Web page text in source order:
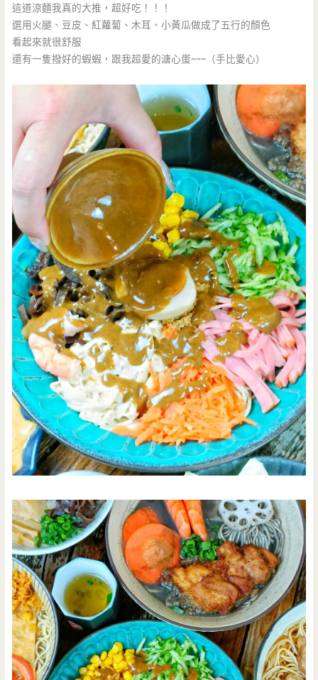
這道涼麵我真的大推，超好吃！！！
選用火腿、豆皮、紅蘿蔔、木耳、小黃瓜做成了五行的顏色
看起來就很舒服
還有一隻撥好的蝦蝦，跟我超愛的溏心蛋~~~（手比愛心）